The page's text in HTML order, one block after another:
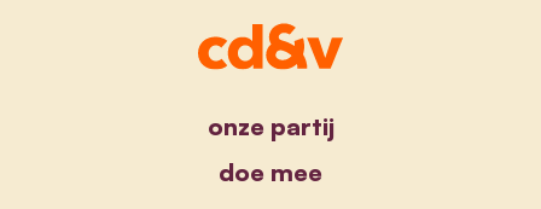
onze partij
doe mee